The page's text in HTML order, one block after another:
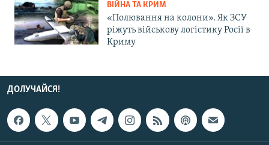
ВІЙНА ТА КРИМ
«Полювання на колони». Як ЗСУ
ріжуть військову логістику Росії в
Криму
ДОЛУЧАЙСЯ!